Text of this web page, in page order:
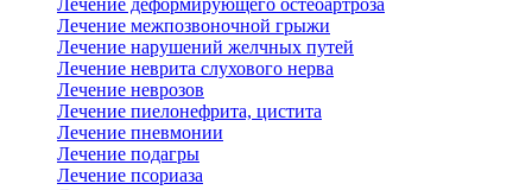
Лечение деформирующего остеоартроза
Лечение межпозвоночной грыжи
Лечение нарушений желчных путей
Лечение неврита слухового нерва
Лечение неврозов
Лечение пиелонефрита, цистита
Лечение пневмонии
Лечение подагры
Лечение псориаза